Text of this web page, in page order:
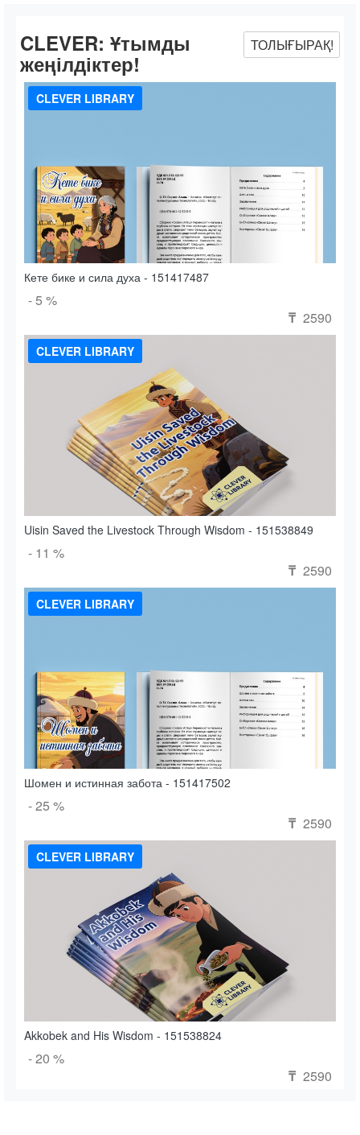
CLEVER: Ұтымды
жеңілдіктер!
ТОЛЫҒЫРАҚ!
CLEVER LIBRARY
Кете бике и сила духа - 151417487
- 5 %
₸ 2590
CLEVER LIBRARY
Uisin Saved the Livestock Through Wisdom - 151538849
- 11 %
₸ 2590
CLEVER LIBRARY
Шомен и истинная забота - 151417502
- 25 %
₸ 2590
CLEVER LIBRARY
Akkobek and His Wisdom - 151538824
- 20 %
₸ 2590